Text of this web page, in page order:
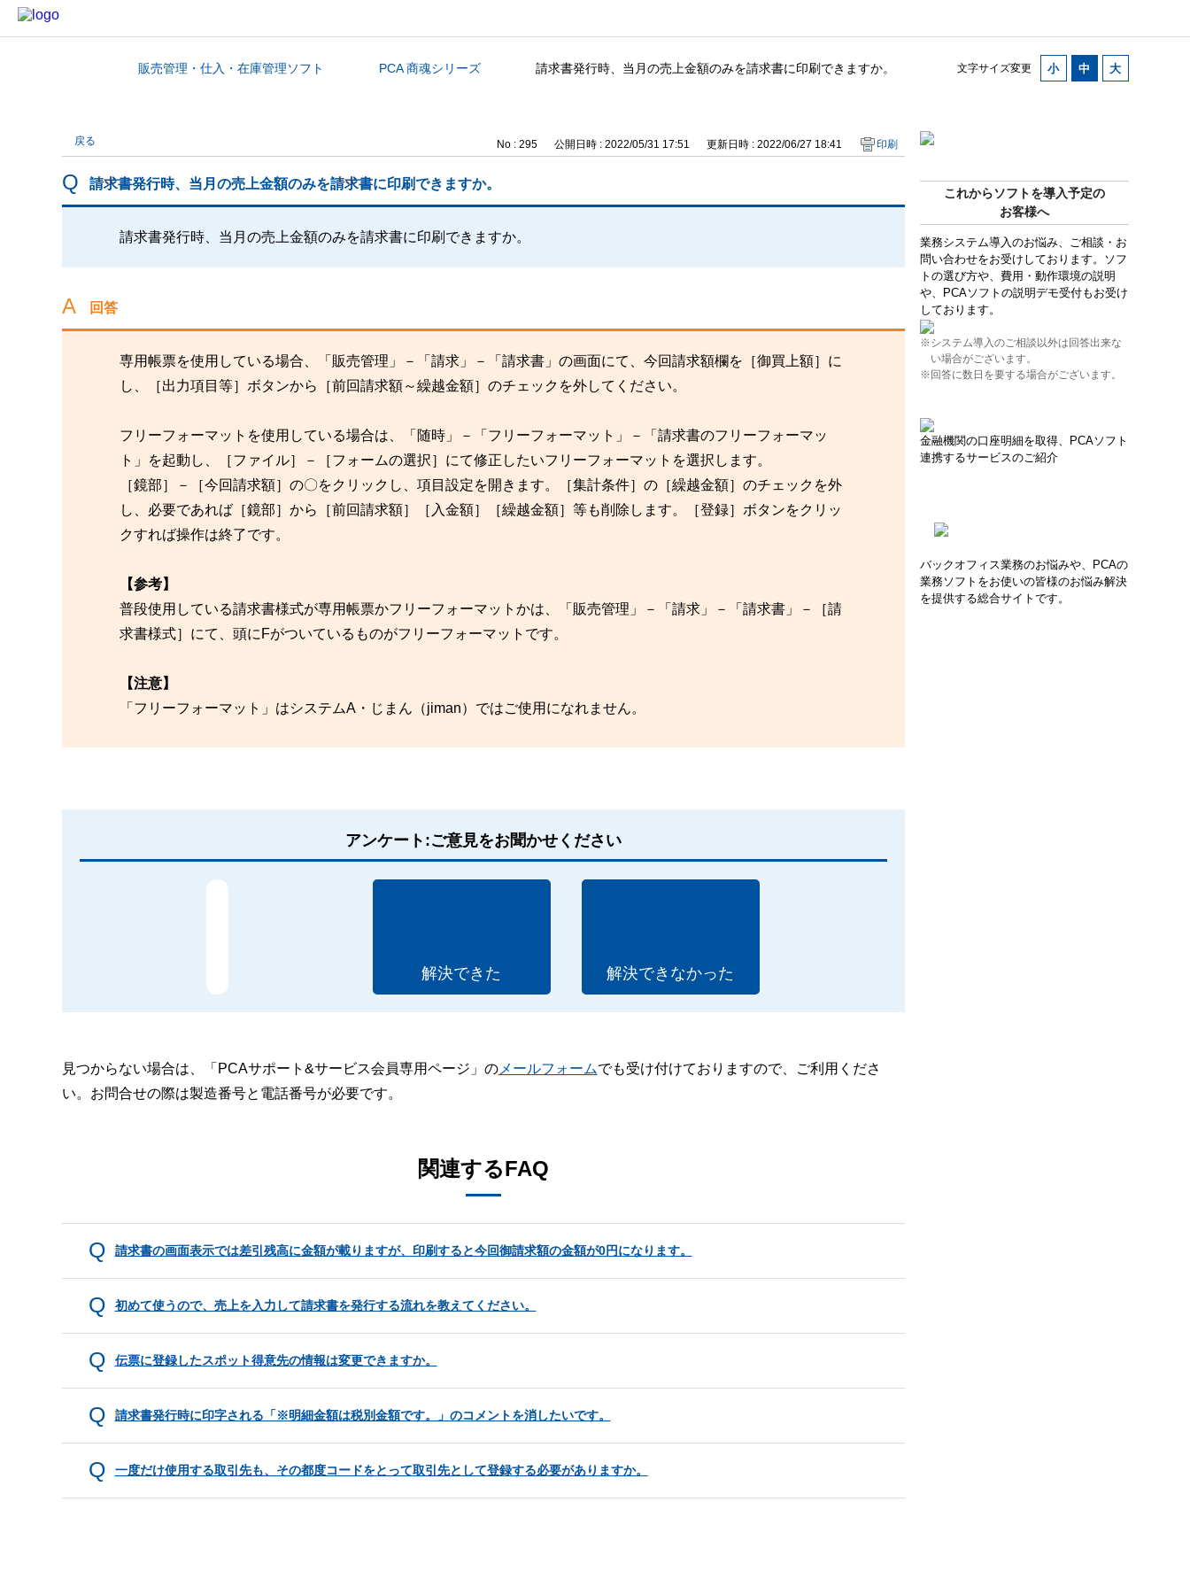
文字サイズ変更
カテゴリから探す販売管理・仕入・在庫管理ソフト PCA 商魂シリーズ 請求書発行時、当月の売上金額のみを請求書に印刷できますか。
これからソフトを導入予定の
お客様へ
業務システム導入のお悩み、ご相談・お
問い合わせをお受けしております。ソフ
トの選び方や、費用・動作環境の説明
や、PCAソフトの説明デモ受付もお受け
しております。
※システム導入のご相談以外は回答出来な
い場合がございます。
※回答に数日を要する場合がございます。
金融機関の口座明細を取得、PCAソフト
連携するサービスのご紹介
バックオフィス業務のお悩みや、PCAの
業務ソフトをお使いの皆様のお悩み解決
を提供する総合サイトです。
戻る No : 295 公開日時 : 2022/05/31 17:51 更新日時 : 2022/06/27 18:41 印刷
請求書発行時、当月の売上金額のみを請求書に印刷できますか。
請求書発行時、当月の売上金額のみを請求書に印刷できますか。
回答
専用帳票を使用している場合、「販売管理」－「請求」－「請求書」の画面にて、今回請求額欄を［御買上額］に
し、［出力項目等］ボタンから［前回請求額～繰越金額］のチェックを外してください。
フリーフォーマットを使用している場合は、「随時」－「フリーフォーマット」－「請求書のフリーフォーマッ
ト」を起動し、［ファイル］－［フォームの選択］にて修正したいフリーフォーマットを選択します。
［鏡部］－［今回請求額］の〇をクリックし、項目設定を開きます。［集計条件］の［繰越金額］のチェックを外
し、必要であれば［鏡部］から［前回請求額］［入金額］［繰越金額］等も削除します。［登録］ボタンをクリッ
クすれば操作は終了です。
【参考】
普段使用している請求書様式が専用帳票かフリーフォーマットかは、「販売管理」－「請求」－「請求書」－［請
求書様式］にて、頭にFがついているものがフリーフォーマットです。
【注意】
「フリーフォーマット」はシステムA・じまん（jiman）ではご使用になれません。
アンケート:ご意見をお聞かせください
解決できた 解決できなかった
見つからない場合は、「PCAサポート&サービス会員専用ページ」のメールフォームでも受け付けておりますので、ご利用くださ
い。お問合せの際は製造番号と電話番号が必要です。
関連するFAQ
請求書の画面表示では差引残高に金額が載りますが、印刷すると今回御請求額の金額が0円になります。
初めて使うので、売上を入力して請求書を発行する流れを教えてください。
伝票に登録したスポット得意先の情報は変更できますか。
請求書発行時に印字される「※明細金額は税別金額です。」のコメントを消したいです。
一度だけ使用する取引先も、その都度コードをとって取引先として登録する必要がありますか。